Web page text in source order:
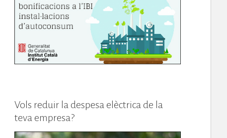
Vols reduir la despesa elèctrica de la
teva empresa?